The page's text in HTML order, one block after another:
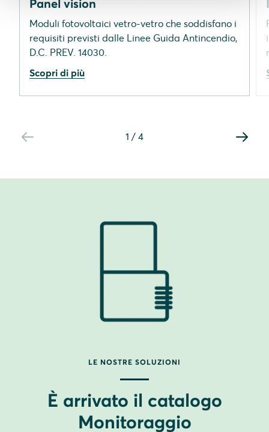
Panel vision
Moduli fotovoltaici vetro-vetro che soddisfano i
requisiti previsti dalle Linee Guida Antincendio,
D.C. PREV. 14030.
Scopri di più
1 / 4
LE NOSTRE SOLUZIONI
È arrivato il catalogo
Monitoraggio